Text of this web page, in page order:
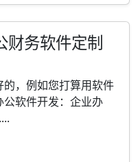
财务软件定制
，例如您打算用软件
软件开发：企业办